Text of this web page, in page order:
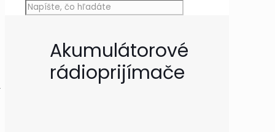
Akumulátorové
rádioprijímače